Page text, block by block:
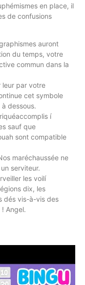
en place, il
de confusions
auront
du temps, votre
commun dans la
leur par votre
cet symbole
dessous.
í
sauf que
sont compatible
maréchaussée ne
serviteur.
les voilí
dix, les
dés vis-à-vis des
Angel.